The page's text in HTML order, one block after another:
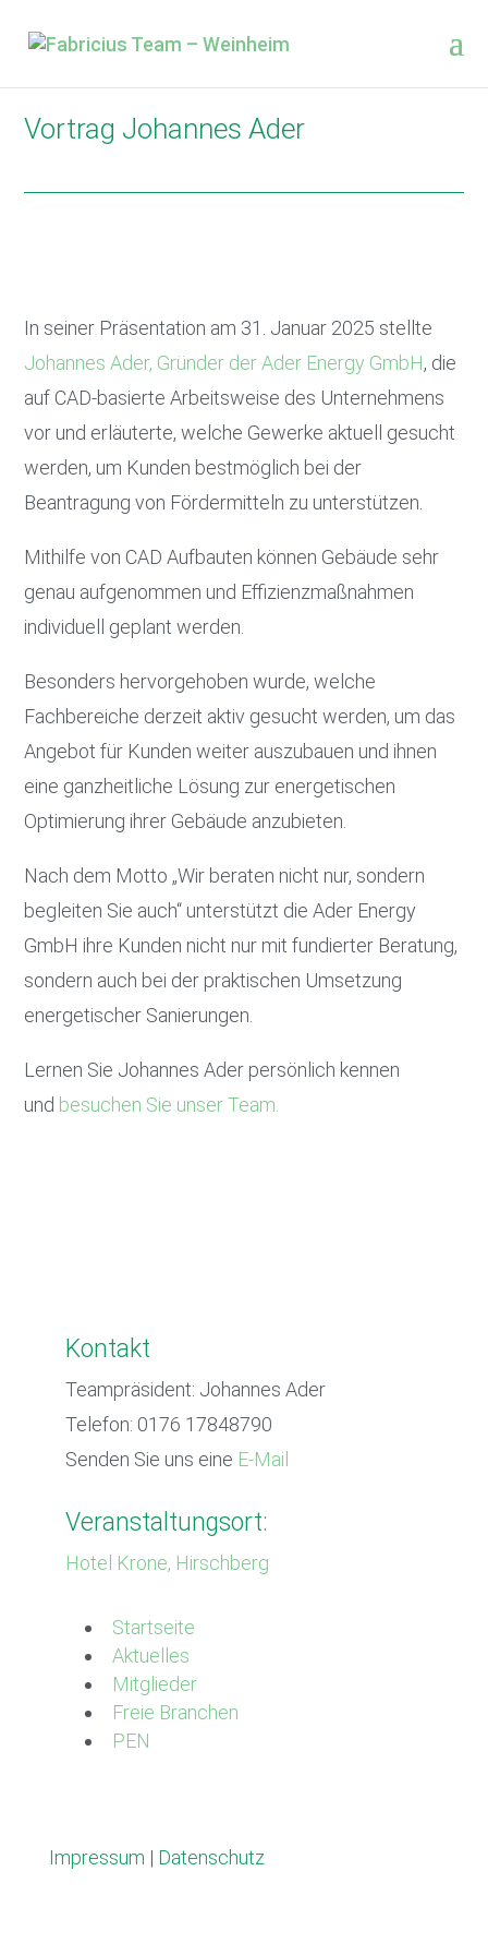
Vortrag Johannes Ader
In seiner Präsentation am 31. Januar 2025 stellte
Johannes Ader, Gründer der Ader Energy GmbH, die
auf CAD-basierte Arbeitsweise des Unternehmens
vor und erläuterte, welche Gewerke aktuell gesucht
werden, um Kunden bestmöglich bei der
Beantragung von Fördermitteln zu unterstützen.
Mithilfe von CAD Aufbauten können Gebäude sehr
genau aufgenommen und Effizienzmaßnahmen
individuell geplant werden.
Besonders hervorgehoben wurde, welche
Fachbereiche derzeit aktiv gesucht werden, um das
Angebot für Kunden weiter auszubauen und ihnen
eine ganzheitliche Lösung zur energetischen
Optimierung ihrer Gebäude anzubieten.
Nach dem Motto „Wir beraten nicht nur, sondern
begleiten Sie auch“ unterstützt die Ader Energy
GmbH ihre Kunden nicht nur mit fundierter Beratung,
sondern auch bei der praktischen Umsetzung
energetischer Sanierungen.
Lernen Sie Johannes Ader persönlich kennen
und besuchen Sie unser Team.
Kontakt
Teampräsident: Johannes Ader
Telefon: 0176 17848790
Senden Sie uns eine E-Mail
Veranstaltungsort:
Hotel Krone, Hirschberg
Startseite
Aktuelles
Mitglieder
Freie Branchen
PEN
Impressum | Datenschutz